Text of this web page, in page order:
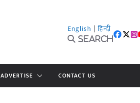
English | हिन्दी
Search
ADVERTISE CONTACT US